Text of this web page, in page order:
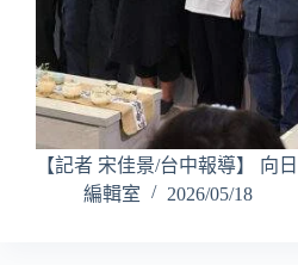
【記者 宋佳景/台中報導】 向
編輯室
2026/05/18